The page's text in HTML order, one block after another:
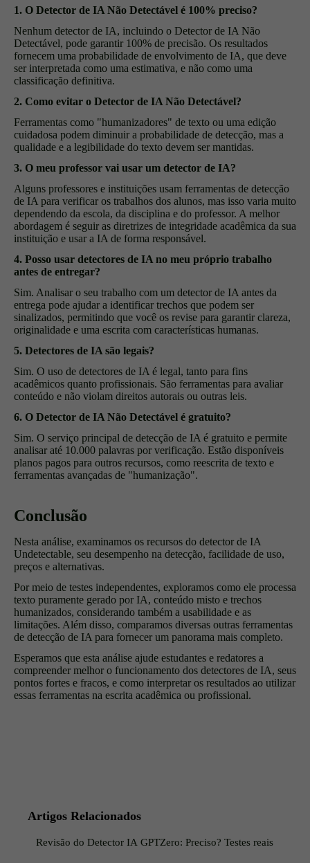
1. O Detector de IA Não Detectável é 100% preciso?
Nenhum detector de IA, incluindo o Detector de IA Não
Detectável, pode garantir 100% de precisão. Os resultados
fornecem uma probabilidade de envolvimento de IA, que deve
ser interpretada como uma estimativa, e não como uma
classificação definitiva.
2. Como evitar o Detector de IA Não Detectável?
Ferramentas como "humanizadores" de texto ou uma edição
cuidadosa podem diminuir a probabilidade de detecção, mas a
qualidade e a legibilidade do texto devem ser mantidas.
3. O meu professor vai usar um detector de IA?
Alguns professores e instituições usam ferramentas de detecção
de IA para verificar os trabalhos dos alunos, mas isso varia muito
dependendo da escola, da disciplina e do professor. A melhor
abordagem é seguir as diretrizes de integridade acadêmica da sua
instituição e usar a IA de forma responsável.
4. Posso usar detectores de IA no meu próprio trabalho
antes de entregar?
Sim. Analisar o seu trabalho com um detector de IA antes da
entrega pode ajudar a identificar trechos que podem ser
sinalizados, permitindo que você os revise para garantir clareza,
originalidade e uma escrita com características humanas.
5. Detectores de IA são legais?
Sim. O uso de detectores de IA é legal, tanto para fins
acadêmicos quanto profissionais. São ferramentas para avaliar
conteúdo e não violam direitos autorais ou outras leis.
6. O Detector de IA Não Detectável é gratuito?
Sim. O serviço principal de detecção de IA é gratuito e permite
analisar até 10.000 palavras por verificação. Estão disponíveis
planos pagos para outros recursos, como reescrita de texto e
ferramentas avançadas de "humanização".
Conclusão
Nesta análise, examinamos os recursos do detector de IA
Undetectable, seu desempenho na detecção, facilidade de uso,
preços e alternativas.
Por meio de testes independentes, exploramos como ele processa
texto puramente gerado por IA, conteúdo misto e trechos
humanizados, considerando também a usabilidade e as
limitações. Além disso, comparamos diversas outras ferramentas
de detecção de IA para fornecer um panorama mais completo.
Esperamos que esta análise ajude estudantes e redatores a
compreender melhor o funcionamento dos detectores de IA, seus
pontos fortes e fracos, e como interpretar os resultados ao utilizar
essas ferramentas na escrita acadêmica ou profissional.
Artigos Relacionados
Revisão do Detector IA GPTZero: Preciso? Testes reais